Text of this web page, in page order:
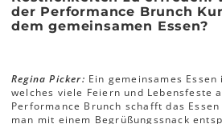
der Performance Brunch
dem gemeinsamen Essen?
Regina Picker: Ein gemeinsames
welches viele Feiern und Lebensfeste
Performance Brunch schafft das
man mit einem Begrüßungssnack